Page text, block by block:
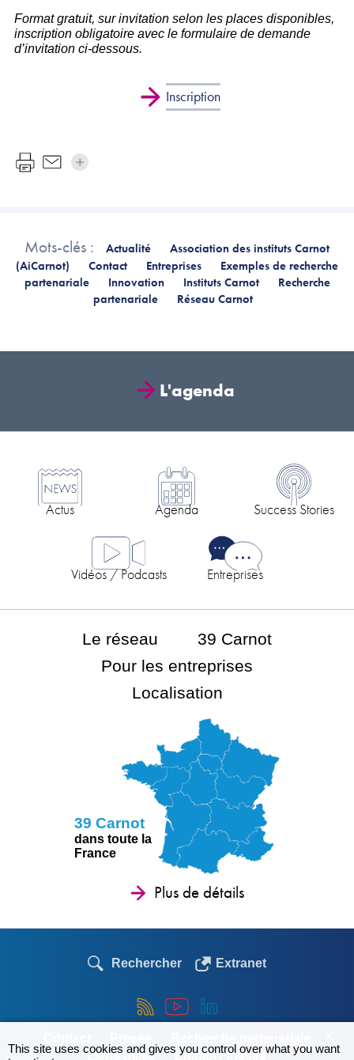
Format gratuit, sur invitation selon les places disponibles,
inscription obligatoire avec le formulaire de demande
d’invitation ci-dessous.
Inscription
Mots-clés : Actualité
Association des instituts Carnot
(AiCarnot)
Contact Entreprises
Exemples de recherche
partenariale
Innovation Instituts Carnot
Recherche
partenariale
Réseau Carnot
L'agenda
Actus Agenda Success Stories
Vidéos / Podcasts Entreprises
Le réseau
39 Carnot
Pour les entreprises
Localisation
39 Carnot
dans toute la
France
Plus de détails
Rechercher Extranet
Liens utiles
Emploi / thèses
This site uses cookies and gives you control over what you want